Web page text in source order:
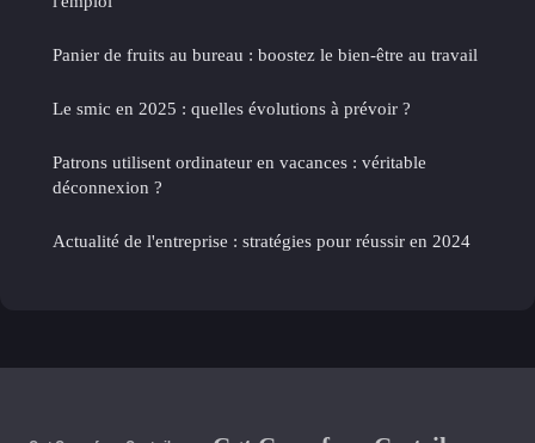
Panier de fruits au bureau : boostez le bien-être au travail
Le smic en 2025 : quelles évolutions à prévoir ?
Patrons utilisent ordinateur en vacances : véritable
déconnexion ?
Actualité de l'entreprise : stratégies pour réussir en 2024